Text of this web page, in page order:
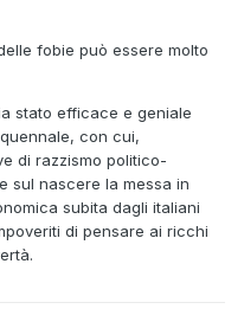
fobie può essere molto
stato efficace e geniale
con cui,
di razzismo politico-
sul nascere la messa in
subita dagli italiani
di pensare ai ricchi